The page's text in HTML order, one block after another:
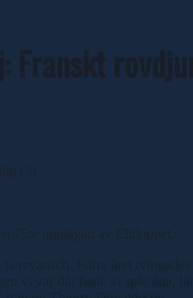
Franskt
75:e upplagan av Elitloppet.
revansch. Förra året
vi var där hade vi spår åtta,